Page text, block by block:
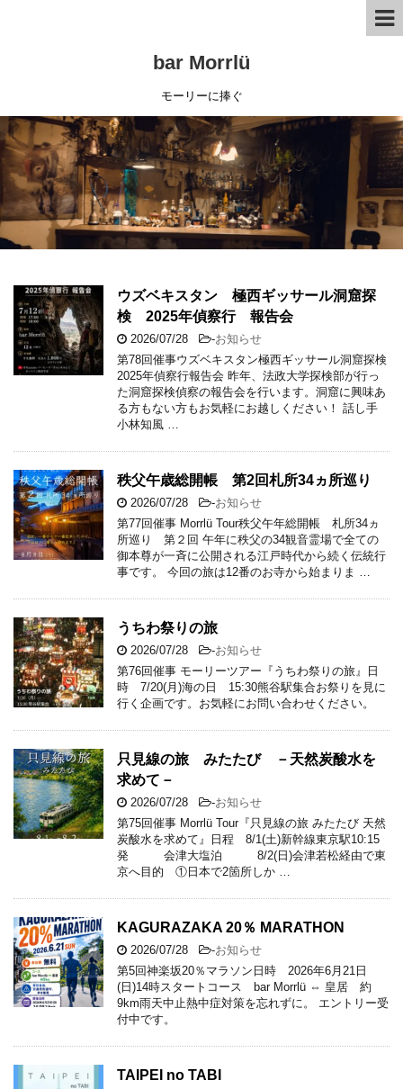
bar Morrlü
モーリーに捧ぐ
ウズベキスタン 極西ギッサール洞窟探
検 2025年偵察行 報告会
2026/07/28 -お知らせ
第78回催事ウズベキスタン極西ギッサール洞窟探検
2025年偵察行報告会 昨年、法政大学探検部が行っ
た洞窟探検偵察の報告会を行います。洞窟に興味あ
る方もない方もお気軽にお越しください！ 話し手
小林知風 …
秩父午歳総開帳 第2回札所34ヵ所巡り
2026/07/28 -お知らせ
第77回催事 Morrlü Tour秩父午年総開帳 札所34ヵ
所巡り 第２回 午年に秩父の34観音霊場で全ての
御本尊が一斉に公開される江戸時代から続く伝統行
事です。 今回の旅は12番のお寺から始まりま …
うちわ祭りの旅
2026/07/28 -お知らせ
第76回催事 モーリーツアー『うちわ祭りの旅』日
時 7/20(月)海の日 15:30熊谷駅集合お祭りを見に
行く企画です。お気軽にお問い合わせください。
只見線の旅 みたたび －天然炭酸水を
求めて－
2026/07/28 -お知らせ
第75回催事 Morrlü Tour『只見線の旅 みたたび 天然
炭酸水を求めて』日程 8/1(土)新幹線東京駅10:15
発 会津大塩泊 8/2(日)会津若松経由で東
京へ目的 ①日本で2箇所しか …
KAGURAZAKA 20％ MARATHON
2026/07/28 -お知らせ
第5回神楽坂20％マラソン日時 2026年6月21日
(日)14時スタートコース bar Morrlü ⇔ 皇居 約
9km雨天中止熱中症対策を忘れずに。 エントリー受
付中です。
TAIPEI no TABI